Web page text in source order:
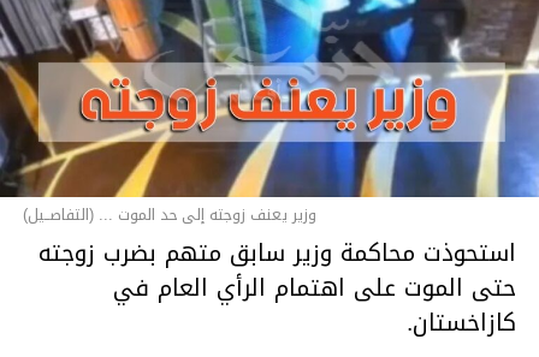
وزير يعنف زوجته إلى حد الموت ... (التفاصــيل)
استحوذت محاكمة وزير سابق متهم بضرب زوجته
حتى الموت على اهتمام الرأي العام في
كازاخستان.